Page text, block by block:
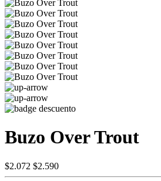
Buzo Over Trout
$2.072 $2.590